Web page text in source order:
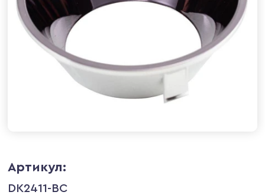
Артикул:
DK2411-BC